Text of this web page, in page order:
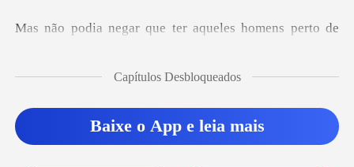
aqueles homens perto de
Capítulos Desbloqueados
Baixe o App e leia mais